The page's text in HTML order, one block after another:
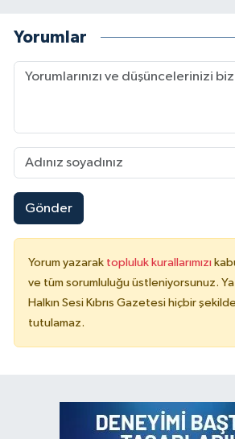
Yorumlar
Gönder
Yorum yazarak topluluk kurallarımızı
ve tüm sorumluluğu üstleniyorsunuz.
Halkın Sesi Kıbrıs Gazetesi hiçbir
tutulamaz.